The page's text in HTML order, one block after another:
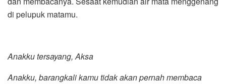
di pelupuk matamu.
Anakku tersayang, Aksa
Anakku, barangkali kamu tidak akan pernah membaca